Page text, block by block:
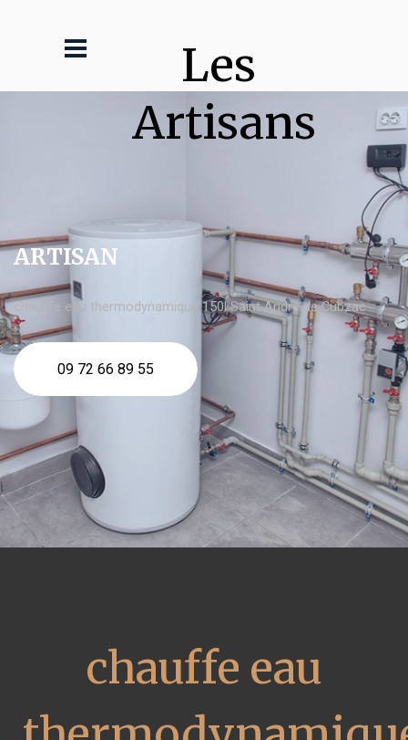
Les
Artisans
ARTISAN
chauffe eau thermodynamique 150l Saint André de Cubzac
09 72 66 89 55
chauffe eau